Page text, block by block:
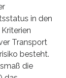
in den
Transport
besteht.
die